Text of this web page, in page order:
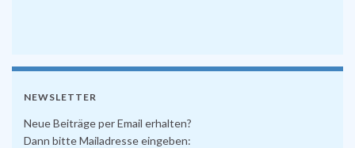
NEWSLETTER
Neue Beiträge per Email erhalten?
Dann bitte Mailadresse eingeben: